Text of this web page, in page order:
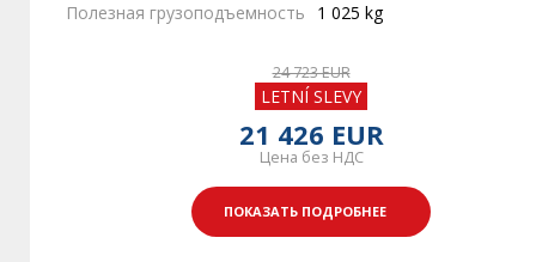
Полезная грузоподъемность
1 025 kg
24 723 EUR
LETNÍ SLEVY
21 426 EUR
Цена без НДС
ПОКАЗАТЬ ПОДРОБНЕЕ